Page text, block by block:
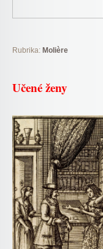
Rubrika: Molière
Učené ženy